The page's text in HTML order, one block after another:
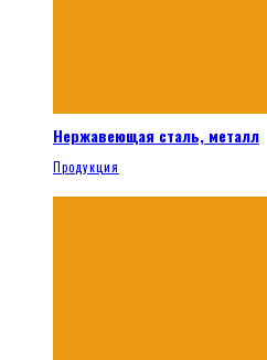
Нержавеющая сталь, металл
Продукция